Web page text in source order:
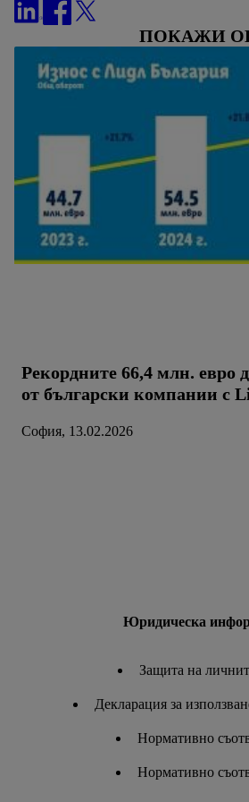
ПОКАЖИ
Рекордните 66,4 млн. евро
от български компании с
София, 13.02.2026
Юридическа
Защита на
Декларация за
Нормативно
Нормативно
само използването на необходимите
натискане на "Съгласен" давате
Допълнителна информация,
съхранение на данните и правото Ви
съгласието си по всяко време с
можете да намерите в нашата
поверителност.Можете да намерите
информация за оператора на сайта